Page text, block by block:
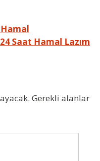
Saat Hamal Lazım
Gerekli alanlar